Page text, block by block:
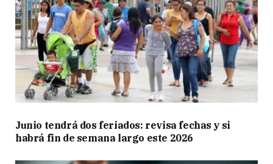
Junio tendrá dos feriados: revisa fechas y si
habrá fin de semana largo este 2026